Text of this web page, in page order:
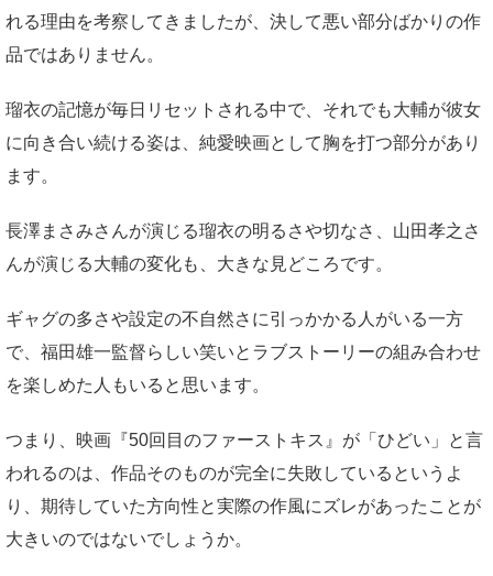
れる理由を考察してきましたが、決して悪い部分ばかりの作
品ではありません。
瑠衣の記憶が毎日リセットされる中で、それでも大輔が彼女
に向き合い続ける姿は、純愛映画として胸を打つ部分があり
ます。
長澤まさみさんが演じる瑠衣の明るさや切なさ、山田孝之さ
んが演じる大輔の変化も、大きな見どころです。
ギャグの多さや設定の不自然さに引っかかる人がいる一方
で、福田雄一監督らしい笑いとラブストーリーの組み合わせ
を楽しめた人もいると思います。
つまり、映画『50回目のファーストキス』が「ひどい」と言
われるのは、作品そのものが完全に失敗しているというよ
り、期待していた方向性と実際の作風にズレがあったことが
大きいのではないでしょうか。